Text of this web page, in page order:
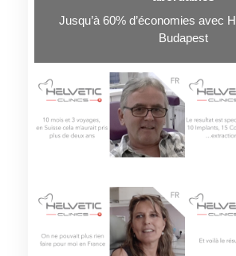
Jusqu’à 60% d’économies avec
Budapest